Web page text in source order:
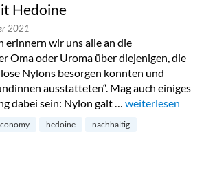
Hedoine
2021
erinnern wir uns alle an die
Oma oder Uroma über diejenigen, die
Nylons besorgen konnten und
ausstatteten“. Mag auch einiges
dabei sein: Nylon galt … „Nahtlos
weiterlesen
hedoine
nachhaltig